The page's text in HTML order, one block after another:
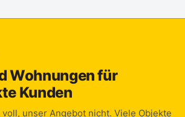
Wohnungen für
Kunden
unser Angebot nicht. Viele Objekte